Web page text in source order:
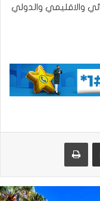
والاقليمي والدولي
مشاركة عبر البريد طباعة